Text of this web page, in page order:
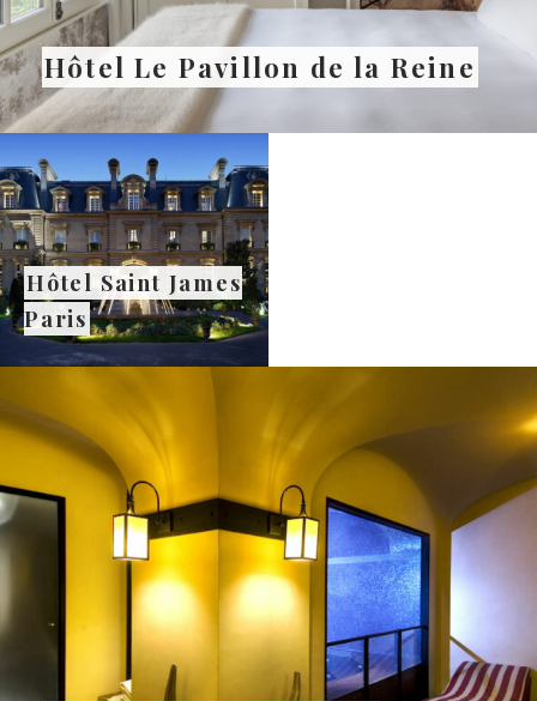
Hôtel Le Pavillon de la Reine
Hôtel Saint James
Paris